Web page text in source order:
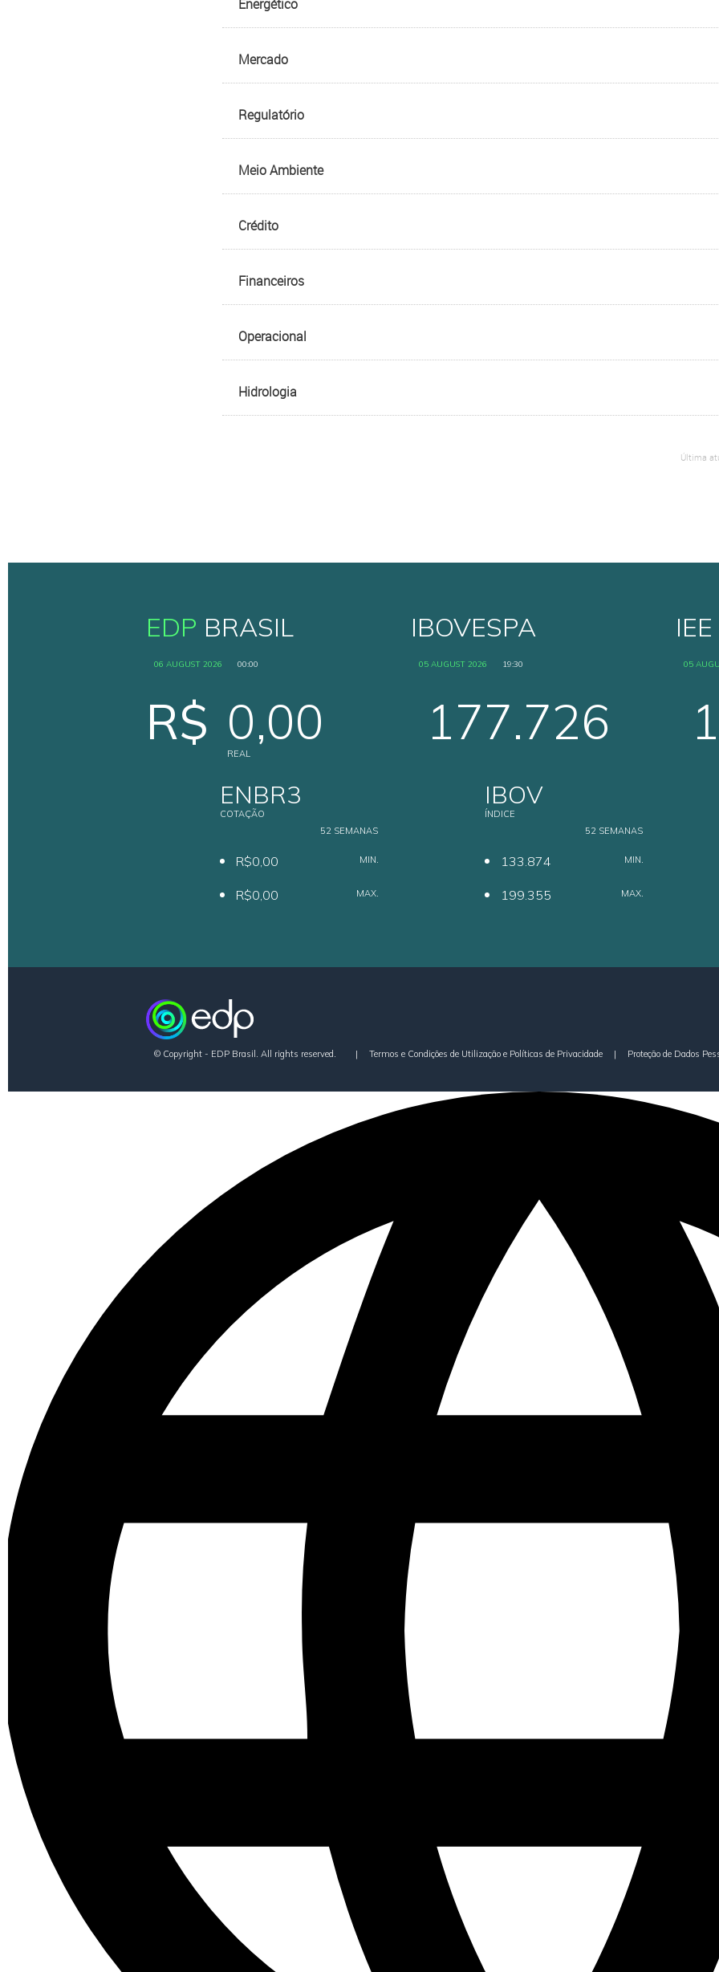
Energético
Mercado
Regulatório
Meio Ambiente
Crédito
Financeiros
Operacional
Hidrologia
Última
EDP BRASIL
06 AUGUST 2026 00:00
R$ 0,00
REAL
ENBR3
COTAÇÃO
52 SEMANAS
R$0,00 MIN.
R$0,00 MAX.
IBOVESPA
05 AUGUST 2026 19:30
177.726
IBOV
ÍNDICE
52 SEMANAS
133.874 MIN.
199.355 MAX.
IEE
05
© Copyright - EDP Brasil. All rights reserved. | Termos e Condições de Utilização e Políticas de Privacidade | Proteção de Dados